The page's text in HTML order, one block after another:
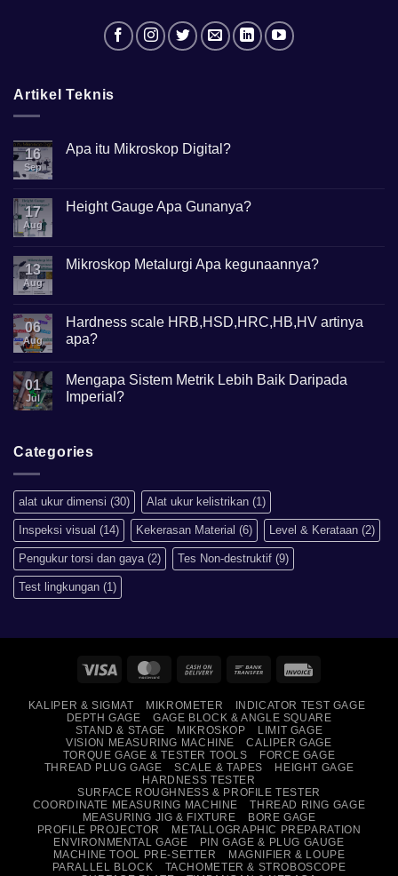
Artikel Teknis
16
Sep
Apa itu Mikroskop Digital?
Apa
itu
17
Aug
Height Gauge Apa Gunanya?
Height
Gauge
13
Aug
Mikroskop Metalurgi Apa kegunaannya?
Mikroskop
Metalurgi
Apa
06
Aug
Hardness scale HRB,HSD,HRC,HB,HV artinya
apa?
on
Hardness
scale
01
Jul
Mengapa Sistem Metrik Lebih Baik Daripada
Imperial?
Mengapa
Baik
Daripada
Imperial?
Categories
alat ukur dimensi (30) Alat ukur kelistrikan (1)
Inspeksi visual (14) Kekerasan Material (6) Level & Kerataan (2)
Pengukur torsi dan gaya (2) Tes Non-destruktif (9)
Test lingkungan (1)
Visa MasterCardCash
Delivery
Bank
KALIPER & SIGMAT MIKROMETER
INDICATOR TEST GAGE
DEPTH GAGE
GAGE BLOCK & ANGLE SQUARE
STAND & STAGE
MIKROSKOP
LIMIT GAGE
VISION MEASURING MACHINE
CALIPER GAGE
TORQUE GAGE & TESTER TOOLS
FORCE GAGE
THREAD PLUG GAGE
SCALE & TAPES
HEIGHT GAGE
HARDNESS TESTER
SURFACE ROUGHNESS & PROFILE TESTER
COORDINATE MEASURING MACHINE
THREAD RING GAGE
MEASURING JIG & FIXTURE
BORE GAGE
PROFILE PROJECTOR
METALLOGRAPHIC PREPARATION
ENVIRONMENTAL GAGE
PIN GAGE & PLUG GAUGE
MACHINE TOOL PRE-SETTER
MAGNIFIER & LOUPE
PARALLEL BLOCK
TACHOMETER & STROBOSCOPE